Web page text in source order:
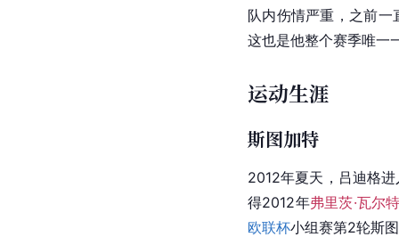
队内伤情严重，之前
这也是他整个赛季唯一
运动生涯
斯图加特
2012年夏天，吕迪格
得2012年弗里茨·瓦尔
欧联杯小组赛第2轮斯